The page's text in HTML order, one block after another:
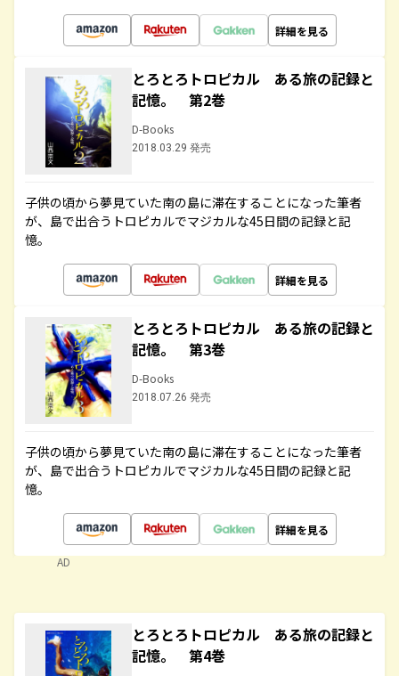
詳細を見る
とろとろトロピカル ある旅の記録と
記憶。 第2巻
D-Books
2018.03.29 発売
子供の頃から夢見ていた南の島に滞在することになった筆者
が、島で出合うトロピカルでマジカルな45日間の記録と記
憶。
詳細を見る
とろとろトロピカル ある旅の記録と
記憶。 第3巻
D-Books
2018.07.26 発売
子供の頃から夢見ていた南の島に滞在することになった筆者
が、島で出合うトロピカルでマジカルな45日間の記録と記
憶。
詳細を見る
AD
とろとろトロピカル ある旅の記録と
記憶。 第4巻